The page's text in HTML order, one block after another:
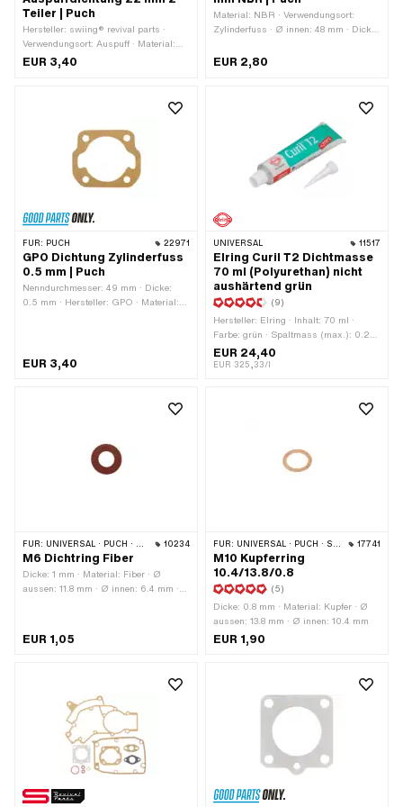
Teiler | Puch
Hersteller: swiing® revival parts ·
Verwendungsort: Auspuff · Material:
Dichtkarton · Ø innen: 26 mm · Ø
EUR 3,40
Material: NBR · Verwendungsort:
Zylinderfuss · Ø innen: 48 mm · Dicke:
EUR 2,80
FÜR: PUCH 22971
GPO Dichtung Zylinderfuss
0.5 mm | Puch
Nenndurchmesser: 49 mm · Dicke:
0.5 mm · Hersteller: GPO · Material:
Anwendungsbereich: Standard · Puch
OEM-Nr.: 349.3.10.013.1
EUR 3,40
UNIVERSAL 11517
Elring Curil T2 Dichtmasse
70 ml (Polyurethan) nicht
aushärtend grün
(9)
Hersteller: Elring · Inhalt: 70 ml ·
Farbe: grün · Spaltmass (max.): 0.2
mm · Temperaturbeständigkeit (min.):
-55 - 250 °C · Anwendungsbereich:
EUR 24,40
EUR 325,33/l
FÜR: UNIVERSAL · PUCH · SACHS · PONY / CILO (BETA 521 & 512) 10234
M6 Dichtring Fiber
Dicke: 1 mm · Material: Fiber · Ø
aussen: 11.8 mm · Ø innen: 6.4 mm ·
Standard · Puch OEM-Nr.: 24365
EUR 1,05
FÜR: UNIVERSAL · PUCH · SACHS · PONY / CILO (BETA 521 & 512) 17741
M10 Kupferring
10.4/13.8/0.8
(5)
Dicke: 0.8 mm · Material: Kupfer · Ø
aussen: 13.8 mm · Ø innen: 10.4 mm
EUR 1,90